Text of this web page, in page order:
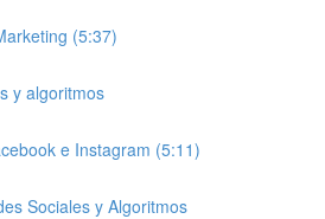
(5:37)
y algoritmos
e Instagram (5:11)
Sociales y Algoritmos